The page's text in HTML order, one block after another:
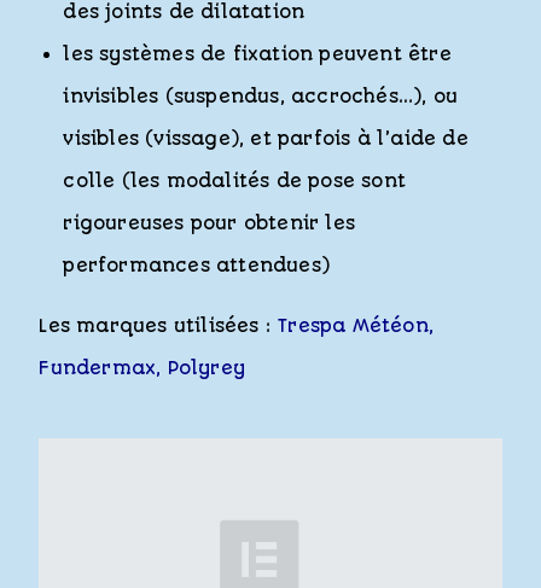
des joints de dilatation
les systèmes de fixation peuvent être
invisibles (suspendus, accrochés…), ou
visibles (vissage), et parfois à l’aide de
colle (les modalités de pose sont
rigoureuses pour obtenir les
performances attendues)
Les marques utilisées :Trespa Météon,
Fundermax, Polyrey